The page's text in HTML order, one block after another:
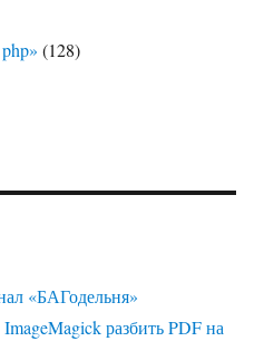
(128)
«БАГодельня»
разбить PDF на